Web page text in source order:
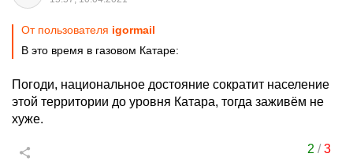
От пользователя igormail
В это время в газовом Катаре:
Погоди, национальное достояние сократит население
этой территории до уровня Катара, тогда заживём не
хуже.
2 /3